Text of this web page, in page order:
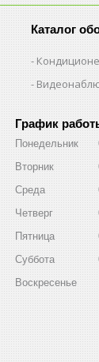
Каталог
График
Понедельник
Вторник
Среда
Четверг
Пятница
Суббота
Воскресенье